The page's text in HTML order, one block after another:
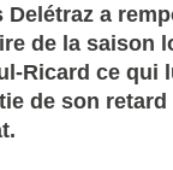
Delétraz a
de la saison
Ricard ce qui
de son